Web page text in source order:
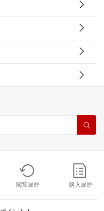
閲覧履歴 購入履歴